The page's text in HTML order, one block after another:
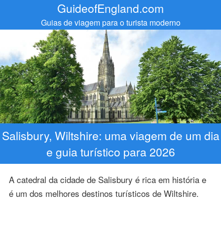
GuideofEngland.com
Guias de viagem para o turista moderno
Salisbury, Wiltshire: uma viagem de um dia
e guia turístico para 2026
A catedral da cidade de Salisbury é rica em história e
é um dos melhores destinos turísticos de Wiltshire.